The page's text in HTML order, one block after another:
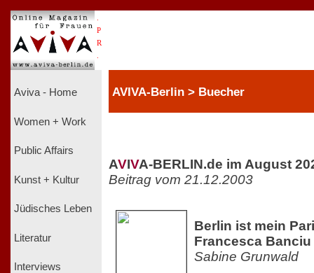
P
R
Aviva - Home
Women + Work
Public Affairs
Kunst + Kultur
Jüdisches Leben
Literatur
Interviews
AVIVA-Berlin > Buecher
AVIVA-BERLIN.de im August
Beitrag vom 21.12.2003
Berlin ist mein
Francesca Banciu
Sabine Grunwald